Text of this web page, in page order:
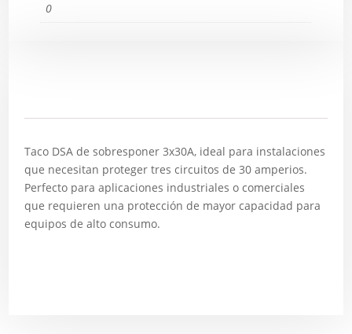
0
Taco DSA de sobresponer 3x30A, ideal para instalaciones
que necesitan proteger tres circuitos de 30 amperios.
Perfecto para aplicaciones industriales o comerciales
que requieren una protección de mayor capacidad para
equipos de alto consumo.